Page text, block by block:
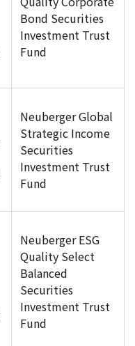
Bond Securities
Investment Trust
Fund
Neuberger Global
Strategic Income
Securities
Investment Trust
Fund
Neuberger ESG
Quality Select
Balanced
Securities
Investment Trust
Fund